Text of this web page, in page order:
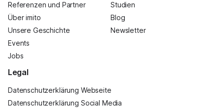
Referenzen und Partner
Über imito
Unsere Geschichte
Events
Jobs
Studien
Blog
Newsletter
Legal
Datenschutzerklärung Webseite
Datenschutzerklärung Social Media